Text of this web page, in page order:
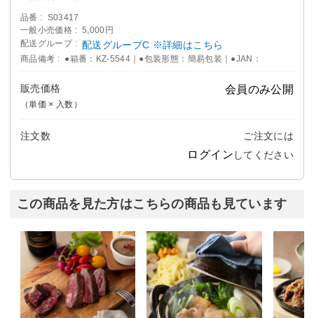
品番
S03417
一般小売価格
5,000円
配送グループ
配送グループC ※詳細はこちら
商品備考 ●箱番：KZ-5544｜●包装形態：簡易包装｜●JAN：
販売価格
（単価 × 入数）
会員のみ公開
注文数 ご注文には
ログイン してください
この商品を見た方はこちらの商品も見ています